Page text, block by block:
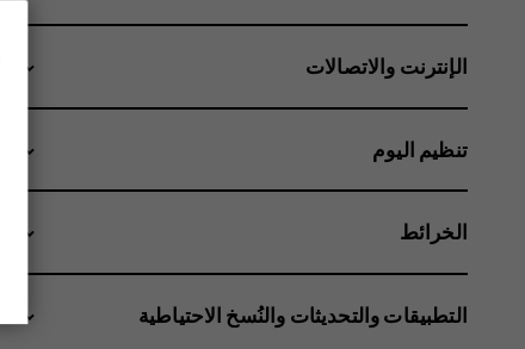
الإنترنت والاتصالات
تنظيم اليوم
الخرائط
التطبيقات والتحديثات والنُسخ الاحتياطية